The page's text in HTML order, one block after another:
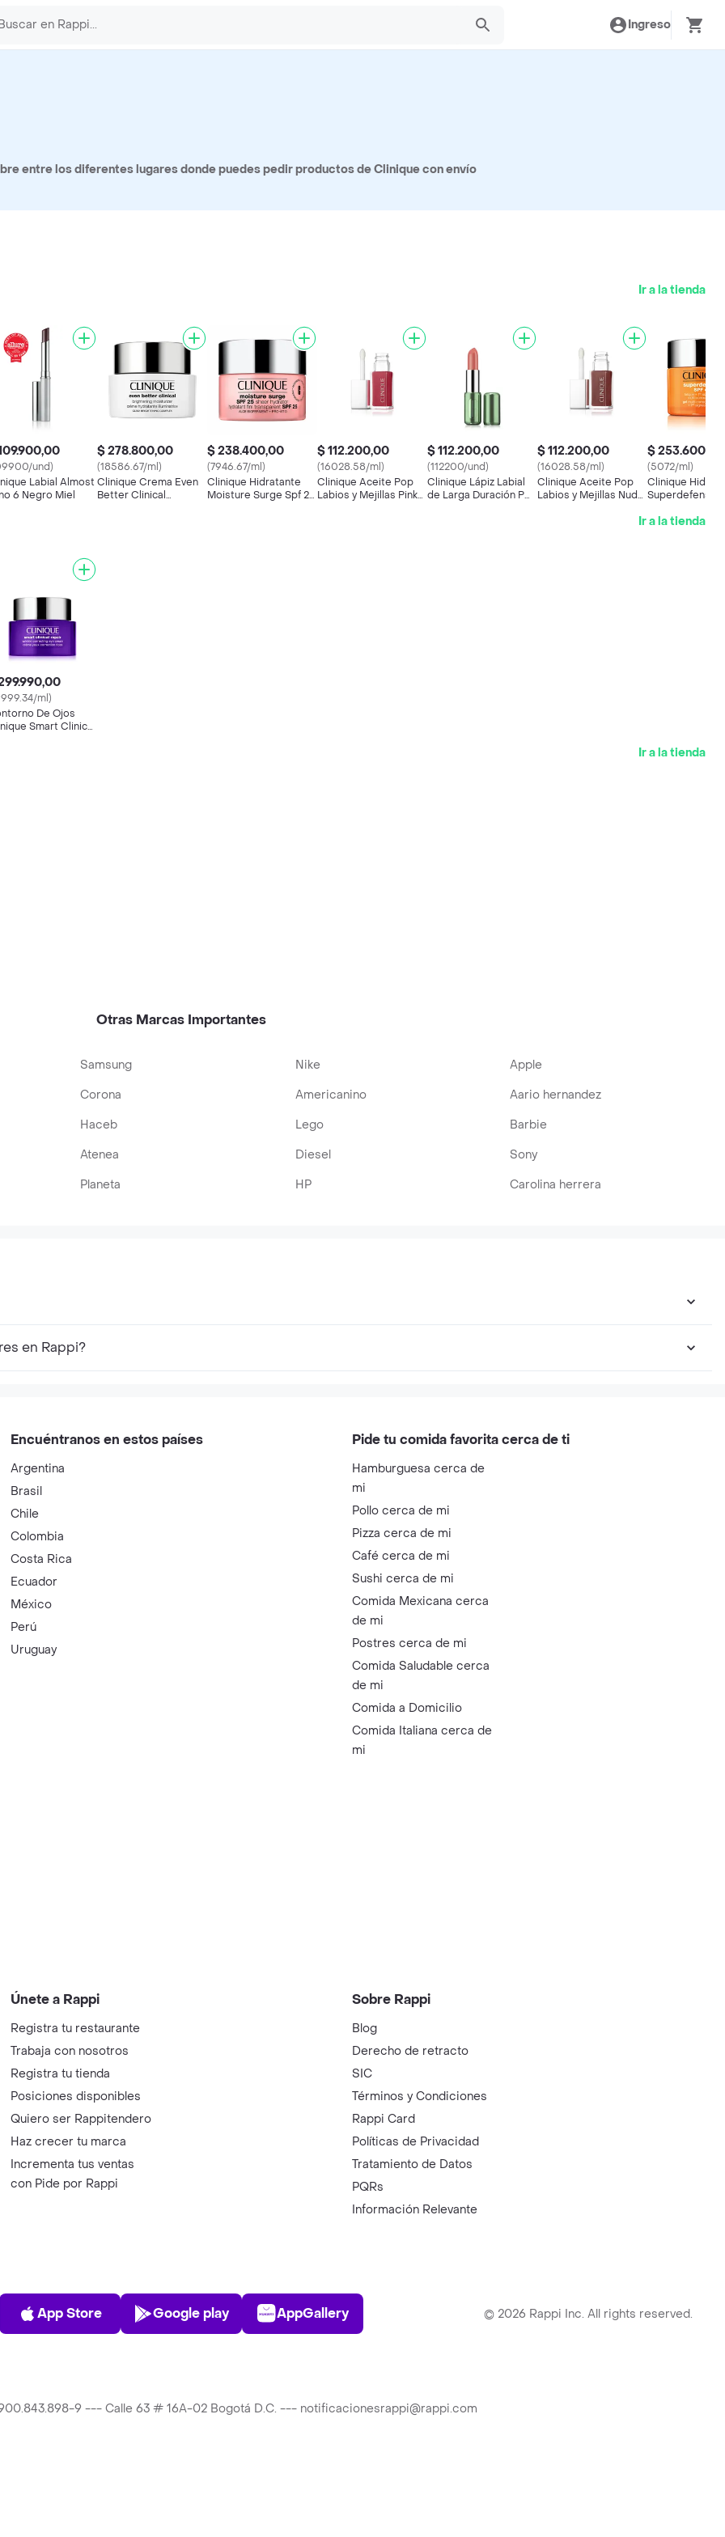
Ingreso
entre los diferentes lugares donde puedes pedir productos de Clinique con envío
Ir a la tienda
und)
Labial Almost
6 Negro Miel
$ 278.800,00
(18586.67/ml)
Clinique Crema Even
Better Clinical
$ 238.400,00
(7946.67/ml)
Clinique Hidratante
Moisture Surge Spf 25
$ 112.200,00
(16028.58/ml)
Clinique Aceite Pop
Labios y Mejillas Pink
$ 112.200,00
(112200/und)
Clinique Lápiz Labial
de Larga Duración Pop
$ 112.200,00
(16028.58/ml)
Clinique Aceite Pop
Labios y Mejillas Nude
$ 253.600,00
(5072/ml)
Clinique
Superdefense
Ir a la tienda
ml)
De Ojos
Smart Clinical
Ir a la tienda
Otras Marcas Importantes
Samsung Nike
Apple
Corona Americanino
Aario hernandez
Haceb Lego
Barbie
Atenea Diesel
Sony
Planeta HP Carolina herrera
en Rappi?
Encuéntranos en estos países
Argentina
Brasil
Chile
Colombia
Costa Rica
Ecuador
México
Perú
Uruguay
Pide tu comida favorita cerca de ti
Hamburguesa cerca de
mi
Pollo cerca de mi
Pizza cerca de mi
Café cerca de mi
Sushi cerca de mi
Comida Mexicana cerca
de mi
Postres cerca de mi
Comida Saludable cerca
de mi
Comida a Domicilio
Comida Italiana cerca de
mi
Únete a Rappi
Registra tu restaurante
Trabaja con nosotros
Registra tu tienda
Posiciones disponibles
Quiero ser Rappitendero
Haz crecer tu marca
Incrementa tus ventas
con Pide por Rappi
Sobre Rappi
Blog
Derecho de retracto
SIC
Términos y Condiciones
Rappi Card
Políticas de Privacidad
Tratamiento de Datos
PQRs
Información Relevante
App Store
App Store
Play Store
Google play
AppGallery
AppGallery © 2026 Rappi Inc. All rights reserved.
9 --- Calle 63 # 16A-02 Bogotá D.C. --- notificacionesrappi@rappi.com